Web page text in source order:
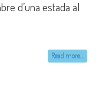
d’una estada al
Read more...